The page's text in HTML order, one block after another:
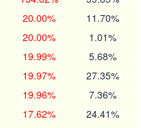
20.00% 11.70%
20.00% 1.01%
19.99% 5.68%
19.97% 27.35%
19.96% 7.36%
17.62% 24.41%